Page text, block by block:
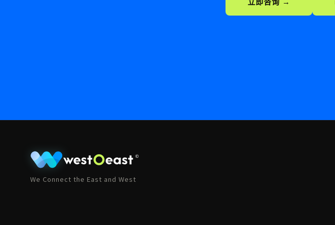
立即咨询 →
We Connect the East and West